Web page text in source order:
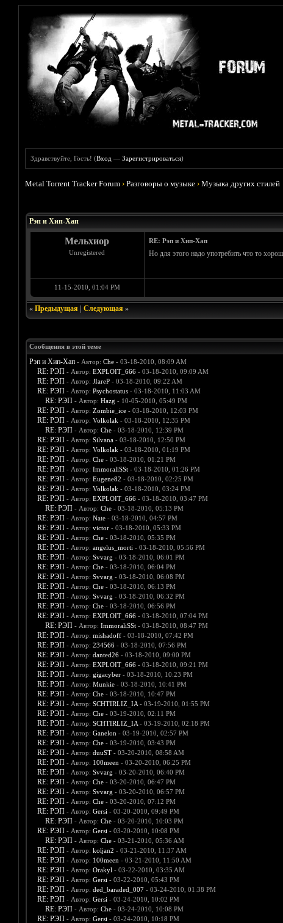
Здравствуйте, Гость! (Вход —Зарегистрироваться)
Metal Torrent Tracker Forum ›Разговоры о музыке ›Музыка других стилей
Рэп и Хип-Хап
Мельхиор
Unregistered
RE: Рэп и Хип-Хап
Но для этого надо употребить что то
11-15-2010, 01:04 PM
« Предыдущая| Следующая»
Сообщения в этой теме
Рэп и Хип-Хап - Автор: Che- 03-18-2010, 08:09 AM
RE: РЭП - Автор: EXPLOIT_666- 03-18-2010, 09:09 AM
RE: РЭП - Автор: JIareP- 03-18-2010, 09:22 AM
RE: РЭП - Автор: Psychostatus- 03-18-2010, 11:03 AM
RE: РЭП - Автор: Hazg - 10-05-2010, 05:49 PM
RE: РЭП - Автор: Zombie_ice- 03-18-2010, 12:03 PM
RE: РЭП - Автор: Volkolak - 03-18-2010, 12:35 PM
RE: РЭП - Автор: Che- 03-18-2010, 12:39 PM
RE: РЭП - Автор: Silvana- 03-18-2010, 12:50 PM
RE: РЭП - Автор: Volkolak - 03-18-2010, 01:19 PM
RE: РЭП - Автор: Che- 03-18-2010, 01:21 PM
RE: РЭП - Автор: ImmoraliSSt- 03-18-2010, 01:26 PM
RE: РЭП - Автор: Eugene82 - 03-18-2010, 02:25 PM
RE: РЭП - Автор: Volkolak - 03-18-2010, 03:24 PM
RE: РЭП - Автор: EXPLOIT_666- 03-18-2010, 03:47 PM
RE: РЭП - Автор: Che- 03-18-2010, 05:13 PM
RE: РЭП - Автор: Nate- 03-18-2010, 04:57 PM
RE: РЭП - Автор: victor- 03-18-2010, 05:33 PM
RE: РЭП - Автор: Che- 03-18-2010, 05:35 PM
RE: РЭП - Автор: angelus_morti - 03-18-2010, 05:56 PM
RE: РЭП - Автор: Svvarg - 03-18-2010, 06:01 PM
RE: РЭП - Автор: Che- 03-18-2010, 06:04 PM
RE: РЭП - Автор: Svvarg - 03-18-2010, 06:08 PM
RE: РЭП - Автор: Che- 03-18-2010, 06:13 PM
RE: РЭП - Автор: Svvarg - 03-18-2010, 06:32 PM
RE: РЭП - Автор: Che- 03-18-2010, 06:56 PM
RE: РЭП - Автор: EXPLOIT_666- 03-18-2010, 07:04 PM
RE: РЭП - Автор: ImmoraliSSt- 03-18-2010, 08:47 PM
RE: РЭП - Автор: mishadoff- 03-18-2010, 07:42 PM
RE: РЭП - Автор: 234566- 03-18-2010, 07:56 PM
RE: РЭП - Автор: danted26- 03-18-2010, 09:00 PM
RE: РЭП - Автор: EXPLOIT_666- 03-18-2010, 09:21 PM
RE: РЭП - Автор: gigacyber- 03-18-2010, 10:23 PM
RE: РЭП - Автор: Munkie- 03-18-2010, 10:41 PM
RE: РЭП - Автор: Che- 03-18-2010, 10:47 PM
RE: РЭП - Автор: SCHTIRLIZ_IA- 03-19-2010, 01:55 PM
RE: РЭП - Автор: Che- 03-19-2010, 02:11 PM
RE: РЭП - Автор: SCHTIRLIZ_IA- 03-19-2010, 02:18 PM
RE: РЭП - Автор: Ganelon - 03-19-2010, 02:57 PM
RE: РЭП - Автор: Che- 03-19-2010, 03:43 PM
RE: РЭП - Автор: duuST- 03-20-2010, 08:58 AM
RE: РЭП - Автор: 100meen - 03-20-2010, 06:25 PM
RE: РЭП - Автор: Svvarg - 03-20-2010, 06:40 PM
RE: РЭП - Автор: Che- 03-20-2010, 06:47 PM
RE: РЭП - Автор: Svvarg - 03-20-2010, 06:57 PM
RE: РЭП - Автор: Che- 03-20-2010, 07:12 PM
RE: РЭП - Автор: Gersi - 03-20-2010, 09:49 PM
RE: РЭП - Автор: Che- 03-20-2010, 10:03 PM
RE: РЭП - Автор: Gersi - 03-20-2010, 10:08 PM
RE: РЭП - Автор: Che- 03-21-2010, 05:36 AM
RE: РЭП - Автор: koljan2 - 03-21-2010, 11:37 AM
RE: РЭП - Автор: 100meen - 03-21-2010, 11:50 AM
RE: РЭП - Автор: Orakyl - 03-22-2010, 03:35 AM
RE: РЭП - Автор: Gersi - 03-22-2010, 05:43 PM
RE: РЭП - Автор: ded_baraded_007- 03-24-2010, 01:38 PM
RE: РЭП - Автор: Gersi - 03-24-2010, 10:02 PM
RE: РЭП - Автор: Che- 03-24-2010, 10:08 PM
RE: РЭП - Автор: Gersi - 03-24-2010, 10:18 PM